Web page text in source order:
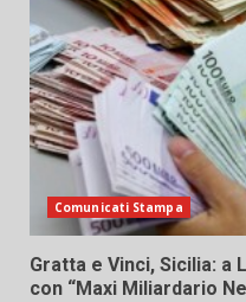
Comunicati Stampa
Gratta e Vinci, Sicilia: a
con “Maxi Miliardario